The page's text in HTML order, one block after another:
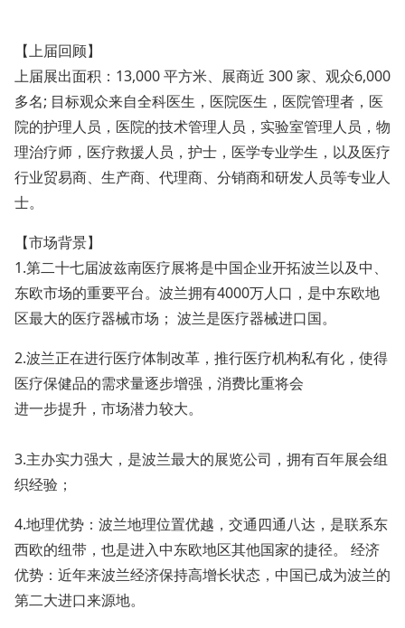
【上届回顾】
上届展出面积：13,000 平方米、展商近 300 家、观众6,000
多名; 目标观众来自全科医生，医院医生，医院管理者，医
院的护理人员，医院的技术管理人员，实验室管理人员，物
理治疗师，医疗救援人员，护士，医学专业学生，以及医疗
行业贸易商、生产商、代理商、分销商和研发人员等专业人
士。
【市场背景】
1.第二十七届波兹南医疗展将是中国企业开拓波兰以及中、
东欧市场的重要平台。波兰拥有4000万人口，是中东欧地
区最大的医疗器械市场； 波兰是医疗器械进口国。
2.波兰正在进行医疗体制改革，推行医疗机构私有化，使得
医疗保健品的需求量逐步增强，消费比重将会
进一步提升，市场潜力较大。
3.主办实力强大，是波兰最大的展览公司，拥有百年展会组
织经验；
4.地理优势：波兰地理位置优越，交通四通八达，是联系东
西欧的纽带，也是进入中东欧地区其他国家的捷径。 经济
优势：近年来波兰经济保持高增长状态，中国已成为波兰的
第二大进口来源地。